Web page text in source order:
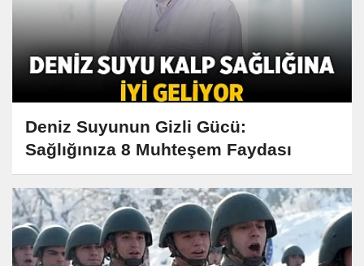
Deniz Suyunun Gizli Gücü:
Sağlığınıza 8 Muhteşem Faydası